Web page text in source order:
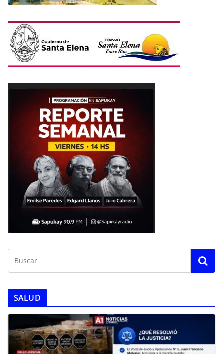
SALUD